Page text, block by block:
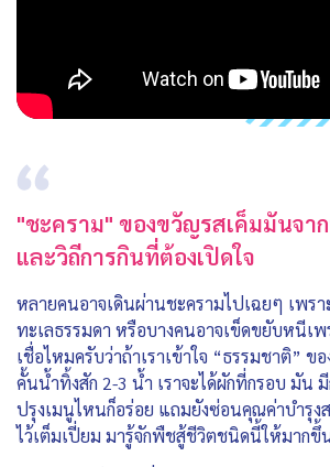
"ชะคราม" ของขวัญรสเค็มมันจา
และวิถีการกินที่ต้องเปิดใจ
หลายคนอาจเดินผ่านชะครามไปเฉยๆ เพร
ทะเลธรรมดา หรือบางคนอาจเข็ดขยับหนีเ
เชื่อไหมครับว่าถ้าเราเข้าใจ “ธรรมชาติ” ข
คั้นน้ำทิ้งสัก 2-3 น้ำ เราจะได้ผักที่กรอบ มัน
ปรุงเมนูไหนก็อร่อย แถมยังซ่อนคุณค่าบำรุง
ไว้เต็มเปี่ยม มารู้จักพืชสู้ชีวิตชนิดนี้ให้มากขึ้